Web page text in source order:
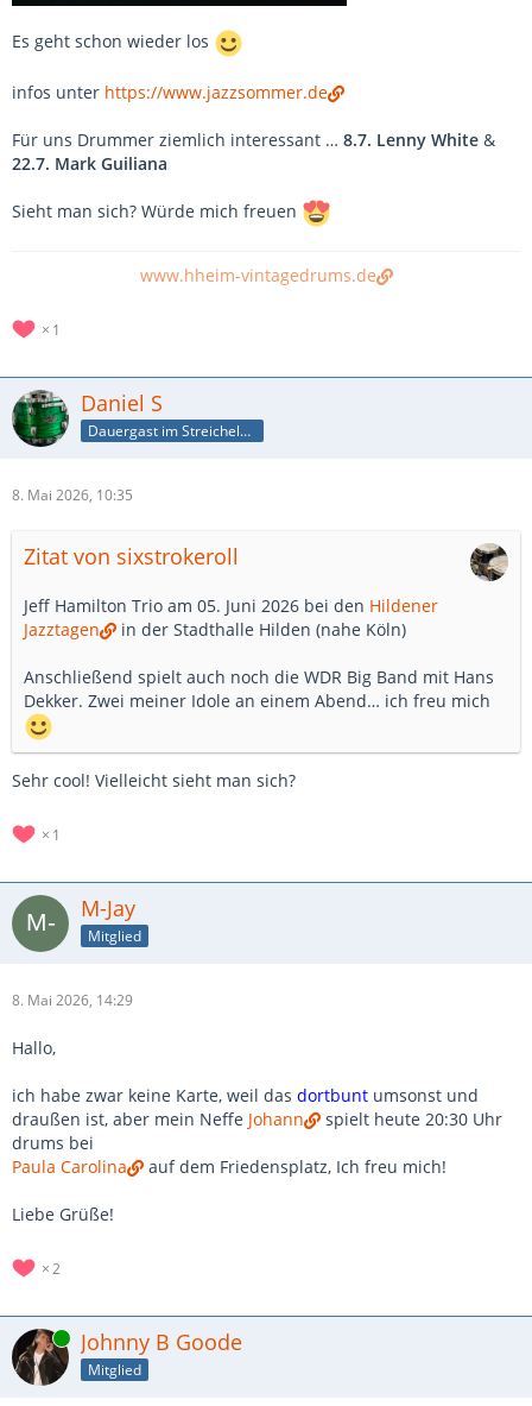
Es geht schon wieder los
infos unter https://www.jazzsommer.de
Für uns Drummer ziemlich interessant … 8.7. Lenny White &
22.7. Mark Guiliana
Sieht man sich? Würde mich freuen
www.hheim-vintagedrums.de
1
Daniel S
Dauergast im Streichelzoo
8. Mai 2026, 10:35
Zitat von sixstrokeroll
Jeff Hamilton Trio am 05. Juni 2026 bei den Hildener
Jazztagen
in der Stadthalle Hilden (nahe Köln)
Anschließend spielt auch noch die WDR Big Band mit Hans
Dekker. Zwei meiner Idole an einem Abend… ich freu mich
Sehr cool! Vielleicht sieht man sich?
1
M-Jay
Mitglied
8. Mai 2026, 14:29
Hallo,
ich habe zwar keine Karte, weil das dortbunt umsonst und
draußen ist, aber mein Neffe Johann
spielt heute 20:30 Uhr
drums bei
Paula Carolina
auf dem Friedensplatz, Ich freu mich!
Liebe Grüße!
2
Online Johnny B Goode
Mitglied